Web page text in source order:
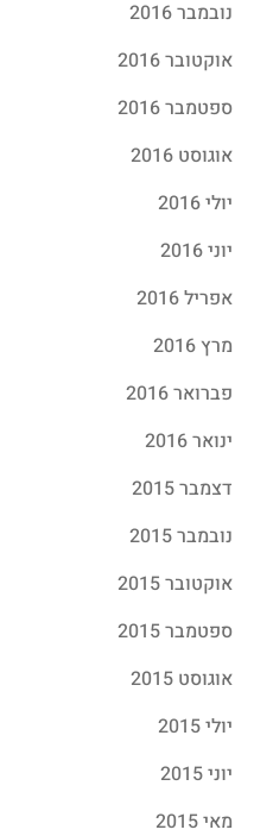
נובמבר 2016
אוקטובר 2016
ספטמבר 2016
אוגוסט 2016
יולי 2016
יוני 2016
אפריל 2016
מרץ 2016
פברואר 2016
ינואר 2016
דצמבר 2015
נובמבר 2015
אוקטובר 2015
ספטמבר 2015
אוגוסט 2015
יולי 2015
יוני 2015
מאי 2015